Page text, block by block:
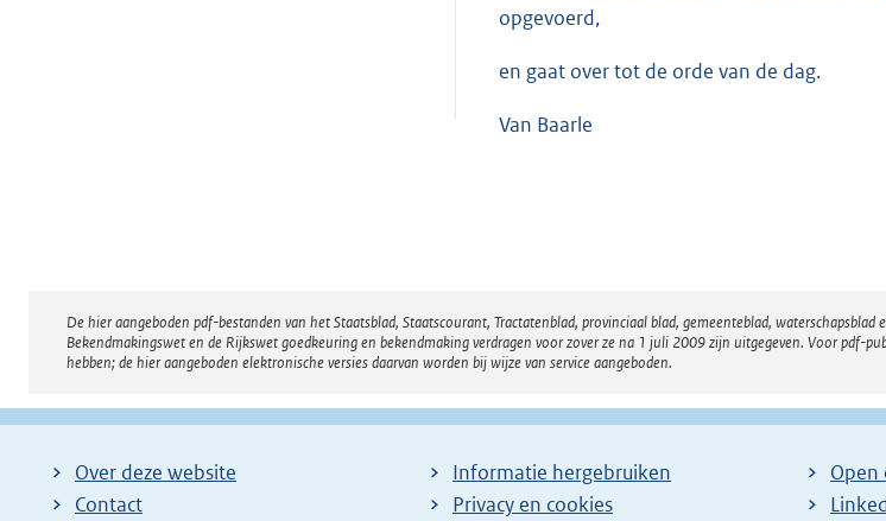
opgevoerd,
en gaat over tot de orde van de dag.
Van Baarle
Disclaimer
De hier aangeboden pdf-bestanden van het Staatsblad, Staatscourant, Tractatenblad, provinciaal blad, gemeenteblad,
Bekendmakingswet en de Rijkswet goedkeuring en bekendmaking verdragen voor zover ze na 1 juli 2009 zijn uitgegeven. Voor pdf-
hebben; de hier aangeboden elektronische versies daarvan worden bij wijze van service aangeboden.
Over deze website
Contact
Informatie hergebruiken
Privacy en cookies
Open